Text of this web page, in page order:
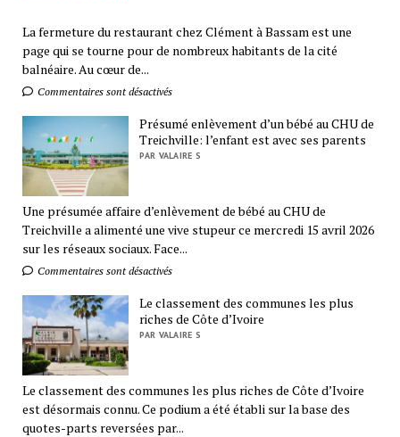
La fermeture du restaurant chez Clément à Bassam est une
page qui se tourne pour de nombreux habitants de la cité
balnéaire. Au cœur de...
Commentaires sont désactivés
Présumé enlèvement d’un bébé au CHU de
Treichville: l’enfant est avec ses parents
PAR VALAIRE S
Une présumée affaire d’enlèvement de bébé au CHU de
Treichville a alimenté une vive stupeur ce mercredi 15 avril 2026
sur les réseaux sociaux. Face...
Commentaires sont désactivés
Le classement des communes les plus
riches de Côte d’Ivoire
PAR VALAIRE S
Le classement des communes les plus riches de Côte d’Ivoire
est désormais connu. Ce podium a été établi sur la base des
quotes-parts reversées par...